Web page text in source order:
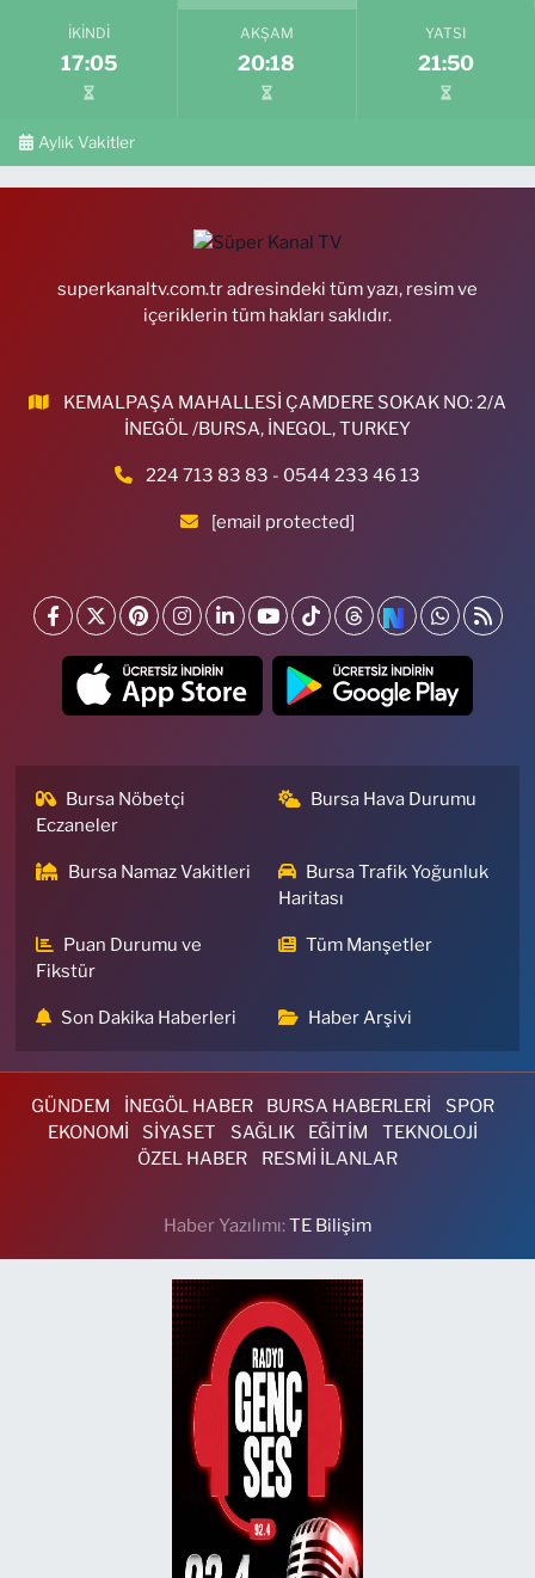
İKINDI
17:05
AKŞAM
20:18
YATSI
21:50
Aylık Vakitler
superkanaltv.com.tr adresindeki tüm yazı, resim ve
içeriklerin tüm hakları saklıdır.
KEMALPAŞA MAHALLESİ ÇAMDERE SOKAK NO: 2/A
İNEGÖL /BURSA, İNEGOL, TURKEY
224 713 83 83 - 0544 233 46 13
[email protected]
Bursa Nöbetçi
Eczaneler
Bursa Hava Durumu
Bursa Namaz Vakitleri
Bursa Trafik Yoğunluk
Haritası
Puan Durumu ve
Fikstür
Tüm Manşetler
Son Dakika Haberleri Haber Arşivi
GÜNDEM İNEGÖL HABER BURSA HABERLERİ
SPOR
EKONOMİ
SİYASET SAĞLIK EĞİTİM
TEKNOLOJİ
ÖZEL HABER
RESMİ İLANLAR
Haber Yazılımı:TE Bilişim